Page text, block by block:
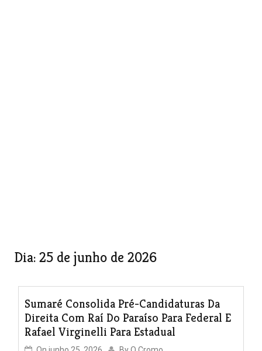
Dia: 25 de junho de 2026
Sumaré Consolida Pré-Candidaturas Da
Direita Com Raí Do Paraíso Para Federal E
Rafael Virginelli Para Estadual